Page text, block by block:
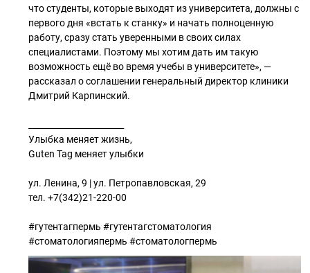
что студенты, которые выходят из университета, должны с
первого дня «встать к станку» и начать полноценную
работу, сразу стать уверенными в своих силах
специалистами. Поэтому мы хотим дать им такую
возможность ещё во время учебы в университете», —
рассказал о соглашении генеральный директор клиники
Дмитрий Карпинский.
Улыбка меняет жизнь,
Guten Tag меняет улыбки
ул. Ленина, 9 | ул. Петропавловская, 29
тел. +7(342)21-220-00
#гутентагпермь #гутентагстоматология
#стоматологияпермь #стоматологпермь